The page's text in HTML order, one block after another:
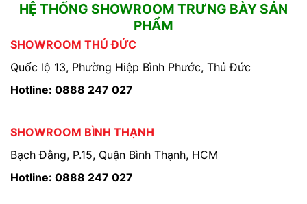
HỆ THỐNG SHOWROOM TRƯNG BÀY SẢN
PHẨM
SHOWROOM THỦ ĐỨC
Quốc lộ 13, Phường Hiệp Bình Phước, Thủ Đức
Hotline: 0888 247 027
SHOWROOM BÌNH THẠNH
Bạch Đằng, P.15, Quận Bình Thạnh, HCM
Hotline: 0888 247 027